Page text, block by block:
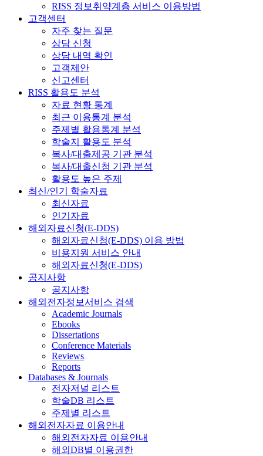
RISS 정보취약계층 서비스 이용방법
고객센터
자주 찾는 질문
상담 신청
상담 내역 확인
고객제안
신고센터
RISS 활용도 분석
자료 현황 통계
최근 이용통계 분석
주제별 활용통계 분석
학술지 활용도 분석
복사/대출제공 기관 분석
복사/대출신청 기관 분석
활용도 높은 주제
최신/인기 학술자료
최신자료
인기자료
해외자료신청(E-DDS)
해외자료신청(E-DDS) 이용 방법
비용지원 서비스 안내
해외자료신청(E-DDS)
공지사항
공지사항
해외전자정보서비스 검색
Academic Journals
Ebooks
Dissertations
Conference Materials
Reviews
Reports
Databases & Journals
전자저널 리스트
학술DB 리스트
주제별 리스트
해외전자자료 이용안내
해외전자자료 이용안내
해외DB별 이용권한